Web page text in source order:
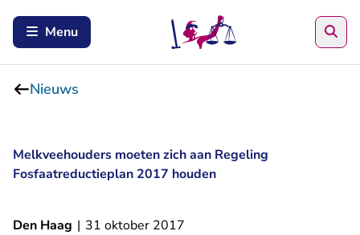
Menu
Nieuws
Melkveehouders moeten zich aan Regeling
Fosfaatreductieplan 2017 houden
Den Haag | 31 oktober 2017